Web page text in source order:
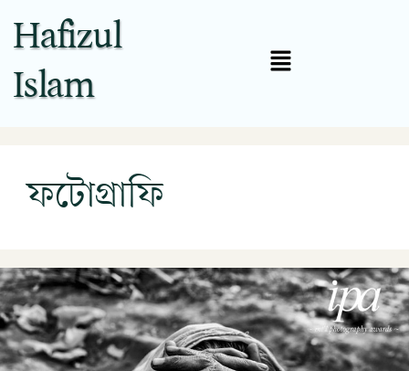
Hafizul
Islam
ফটোগ্রাফি